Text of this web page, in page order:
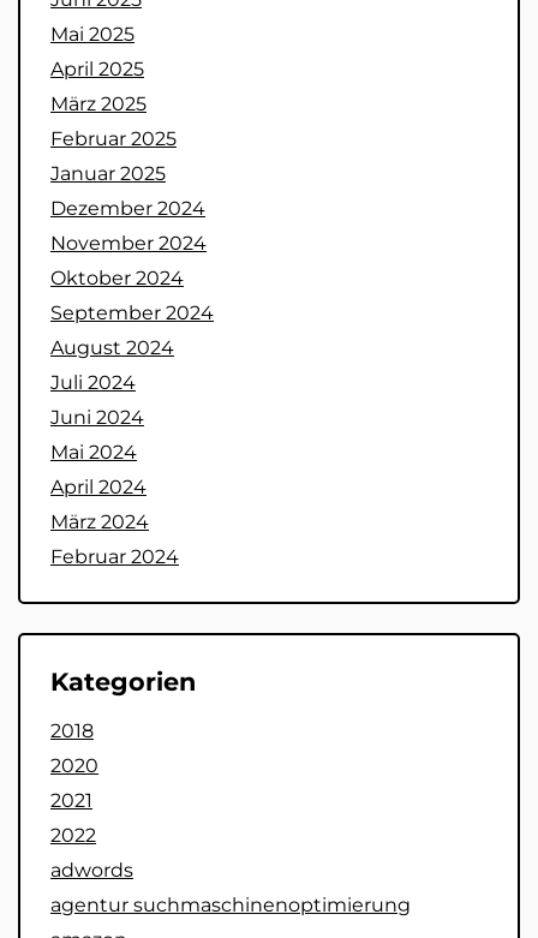
Mai 2025
April 2025
März 2025
Februar 2025
Januar 2025
Dezember 2024
November 2024
Oktober 2024
September 2024
August 2024
Juli 2024
Juni 2024
Mai 2024
April 2024
März 2024
Februar 2024
Kategorien
2018
2020
2021
2022
adwords
agentur suchmaschinenoptimierung